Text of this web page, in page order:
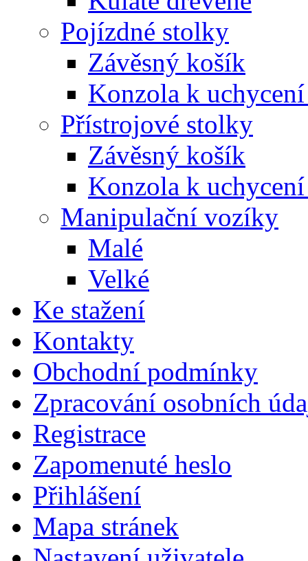
Pojízdné stolky
Závěsný košík
Konzola k
Přístrojové stolky
Závěsný košík
Konzola k
Manipulační vozíky
Malé
Velké
Ke stažení
Kontakty
Obchodní podmínky
Zpracování osobních
Registrace
Zapomenuté heslo
Přihlášení
Mapa stránek